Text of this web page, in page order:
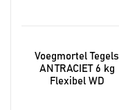
Voegmortel Tegels
ANTRACIET 6 kg
Flexibel WD